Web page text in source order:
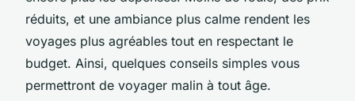
réduits, et une ambiance plus calme rendent les
voyages plus agréables tout en respectant le
budget. Ainsi, quelques conseils simples vous
permettront de voyager malin à tout âge.